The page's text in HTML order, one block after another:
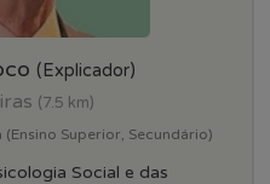
(Explicador)
(7.5 km)
Superior, Secundário)
Social e das